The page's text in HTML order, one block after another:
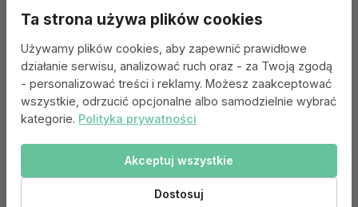
Sci-Fi 2026
Animacje 2026
Romantyczne 2026
Portal:
© 2010–2026 FILMFAN.PL – Film. Nasza wspólna pasja.
Ta strona używa plików cookies
Używamy plików cookies, aby zapewnić prawidłowe
działanie serwisu, analizować ruch oraz - za Twoją zgodą
- personalizować treści i reklamy. Możesz zaakceptować
wszystkie, odrzucić opcjonalne albo samodzielnie wybrać
kategorie. Polityka prywatności
Dostosuj
Akceptuj wszystkie